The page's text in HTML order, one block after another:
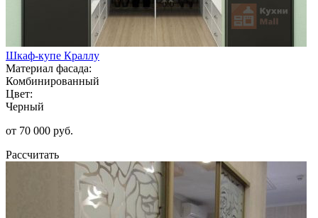
Шкаф-купе Краллу
Материал фасада:
Комбинированный
Цвет:
Черный
от 70 000 руб.
Рассчитать